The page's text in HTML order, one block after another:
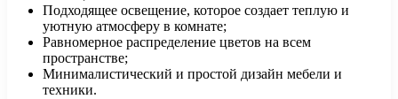
Подходящее освещение, которое создает теплую и
уютную атмосферу в комнате;
Равномерное распределение цветов на всем
пространстве;
Минималистический и простой дизайн мебели и
техники.